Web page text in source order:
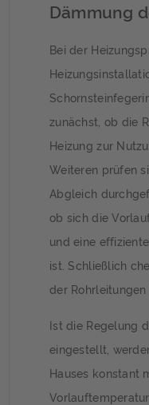
Dämmung
Bei der
zunächst, ob die
Heizung zur
Weiteren prüfen
Abgleich
ob sich die
und eine
ist. Schließlich
der Rohrleitungen
Ist die Regelung
eingestellt,
Hauses konstant